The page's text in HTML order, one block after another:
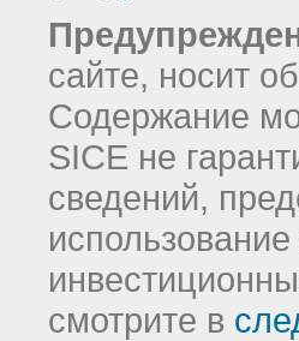
сайте, носит
Содержание
SICE не
сведений,
смотрите в